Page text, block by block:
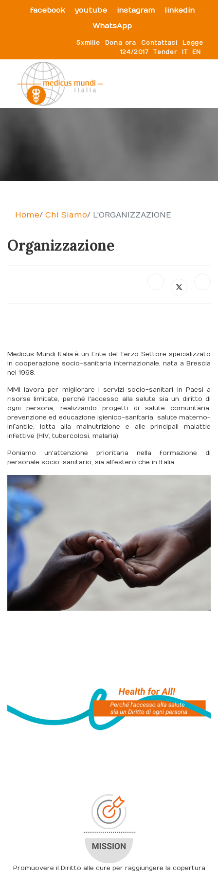
facebook youtube instagram
linkedin
WhatsApp
5xmille Dona ora Contattaci
Legge
124/2017
Tender IT EN
Home Chi Siamo L'ORGANIZZAZIONE
Organizzazione
Medicus Mundi Italia è un Ente del Terzo Settore specializzato
in cooperazione socio-sanitaria internazionale, nata a Brescia
nel 1968.
MMI lavora per migliorare i servizi socio-sanitari in Paesi a
risorse limitate, perché l'accesso alla salute sia un diritto di
ogni persona, realizzando progetti di salute comunitaria,
prevenzione ed educazione igienico-sanitaria, salute materno-
infantile, lotta alla malnutrizione e alle principali malattie
infettive (HIV, tubercolosi, malaria).
Poniamo un'attenzione prioritaria nella formazione di
personale socio-sanitario, sia all’estero che in Italia.
Promuovere il Diritto alle cure per raggiungere la copertura